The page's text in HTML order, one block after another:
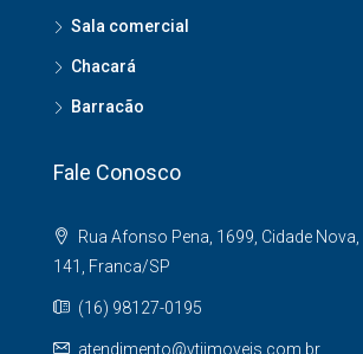
Sala comercial
Chacará
Barracão
Fale Conosco
Rua Afonso Pena, 1699, Cidade Nova,
141, Franca/SP
(16) 98127-0195
atendimento@vtiimoveis.com.br